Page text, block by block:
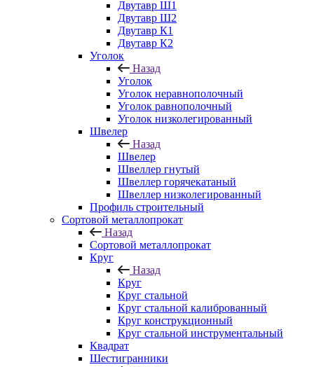
Двутавр Ш1
Двутавр Ш2
Двутавр К1
Двутавр К2
Уголок
Назад
Уголок
Уголок неравнополочный
Уголок равнополочный
Уголок низколегированный
Швелер
Назад
Швелер
Швеллер гнутый
Швеллер горячекатаный
Швеллер низколегированный
Профиль строительный
Сортовой металлопрокат
Назад
Сортовой металлопрокат
Круг
Назад
Круг
Круг стальной
Круг стальной калиброванный
Круг конструкционный
Круг стальной инструментальный
Квадрат
Шестигранники